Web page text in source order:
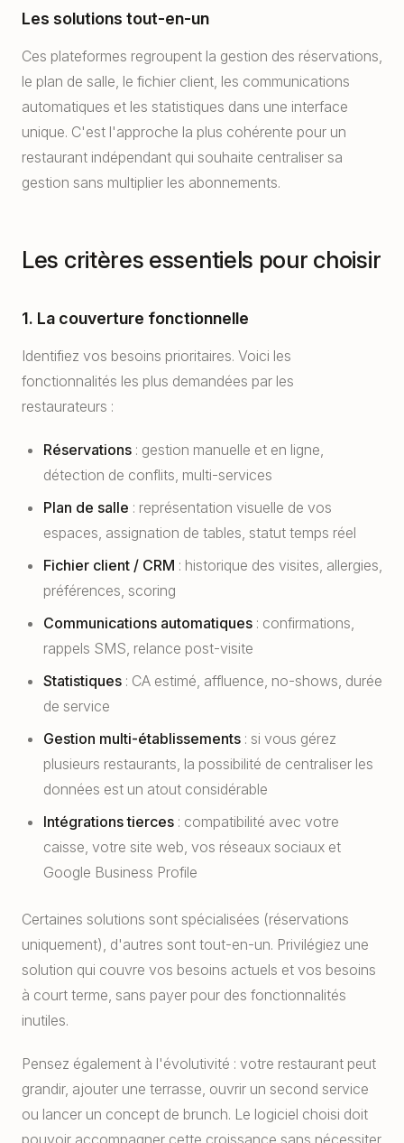
Les solutions tout-en-un
Ces plateformes regroupent la gestion des réservations,
le plan de salle, le fichier client, les communications
automatiques et les statistiques dans une interface
unique. C'est l'approche la plus cohérente pour un
restaurant indépendant qui souhaite centraliser sa
gestion sans multiplier les abonnements.
Les critères essentiels pour choisir
1. La couverture fonctionnelle
Identifiez vos besoins prioritaires. Voici les
fonctionnalités les plus demandées par les
restaurateurs :
Réservations : gestion manuelle et en ligne,
détection de conflits, multi-services
Plan de salle : représentation visuelle de vos
espaces, assignation de tables, statut temps réel
Fichier client / CRM : historique des visites, allergies,
préférences, scoring
Communications automatiques : confirmations,
rappels SMS, relance post-visite
Statistiques : CA estimé, affluence, no-shows, durée
de service
Gestion multi-établissements : si vous gérez
plusieurs restaurants, la possibilité de centraliser les
données est un atout considérable
Intégrations tierces : compatibilité avec votre
caisse, votre site web, vos réseaux sociaux et
Google Business Profile
Certaines solutions sont spécialisées (réservations
uniquement), d'autres sont tout-en-un. Privilégiez une
solution qui couvre vos besoins actuels et vos besoins
à court terme, sans payer pour des fonctionnalités
inutiles.
Pensez également à l'évolutivité : votre restaurant peut
grandir, ajouter une terrasse, ouvrir un second service
ou lancer un concept de brunch. Le logiciel choisi doit
pouvoir accompagner cette croissance sans nécessiter